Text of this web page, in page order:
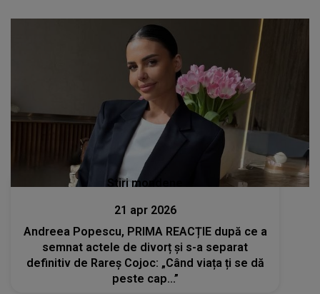
Stiri mondene
21 apr 2026
Andreea Popescu, PRIMA REACȚIE după ce a
semnat actele de divorț și s-a separat
definitiv de Rareș Cojoc: „Când viața ți se dă
peste cap...”